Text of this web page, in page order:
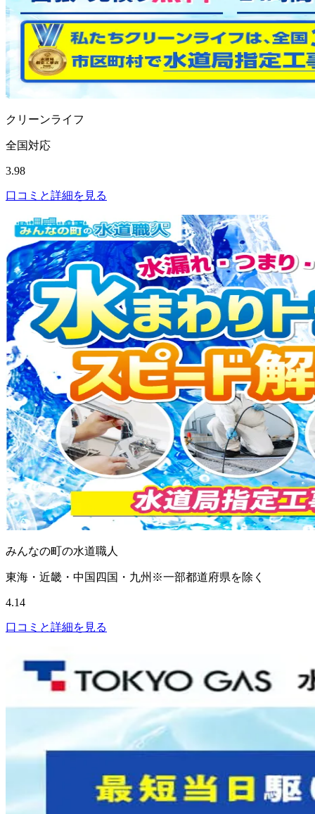
クリーンライフ
全国対応
3.98
口コミと詳細を見る
みんなの町の水道職人
東海・近畿・中国四国・九州※一部都道府県を除く
4.14
口コミと詳細を見る